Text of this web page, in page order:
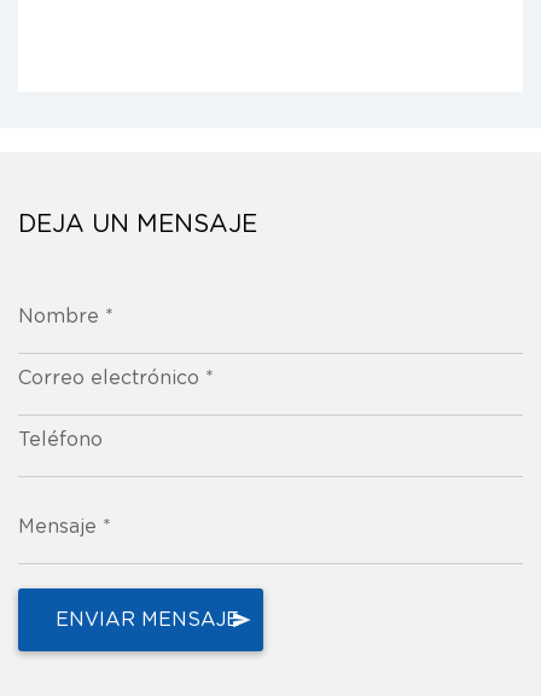
DEJA UN MENSAJE
Nombre *
Correo electrónico *
Teléfono
Mensaje *